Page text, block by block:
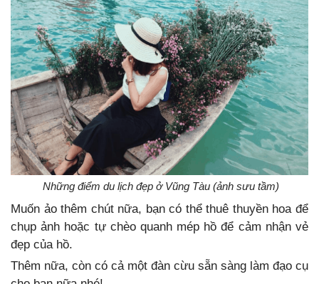
Những điểm du lịch đẹp ở Vũng Tàu (ảnh sưu tầm)
Muốn ảo thêm chút nữa, bạn có thể thuê thuyền hoa để
chụp ảnh hoặc tự chèo quanh mép hồ để cảm nhận vẻ
đẹp của hồ.
Thêm nữa, còn có cả một đàn cừu sẵn sàng làm đạo cụ